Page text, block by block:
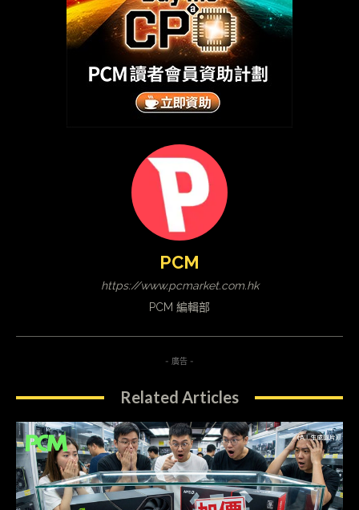
PCM
https://www.pcmarket.com.hk
PCM 編輯部
- 廣告 -
Related Articles